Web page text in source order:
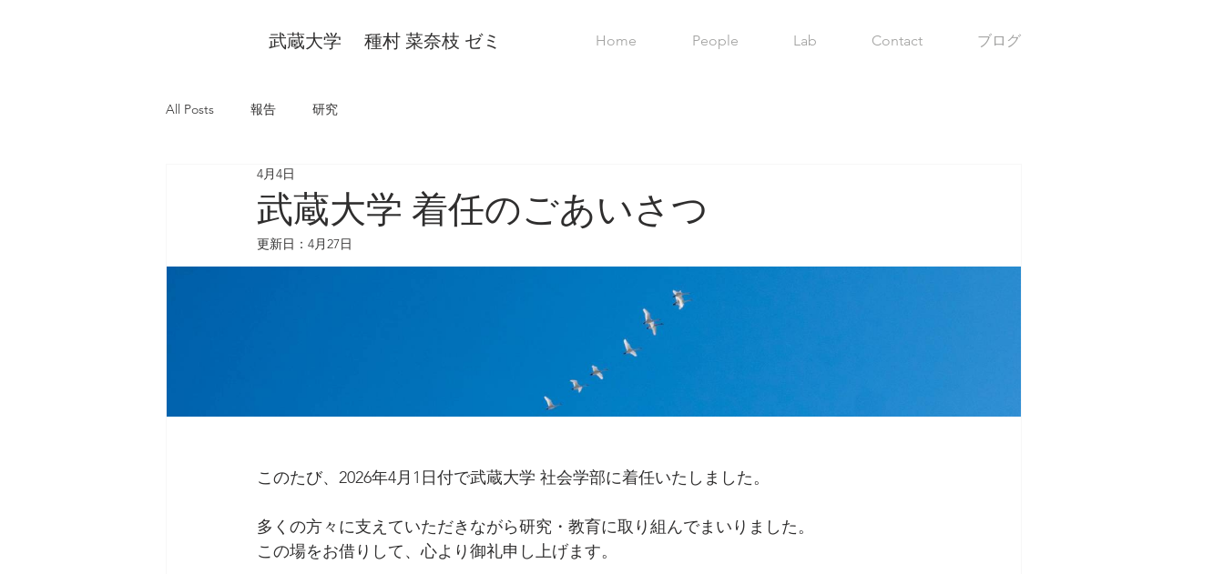
​武蔵大学 種村 菜奈枝 ゼミ Home People Lab Contact ブログ
All Posts 報告 研究
武蔵大学 着任のごあいさつ
4月4日
更新日： 4月27日
このたび、2026年4月1日付で武蔵大学 社会学部に着任いたしました。
多くの方々に支えていただきながら研究・教育に取り組んでまいりました。
この場をお借りして、心より御礼申し上げます。